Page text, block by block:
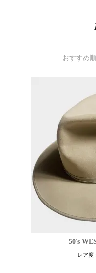
おすすめ順
50's
レア